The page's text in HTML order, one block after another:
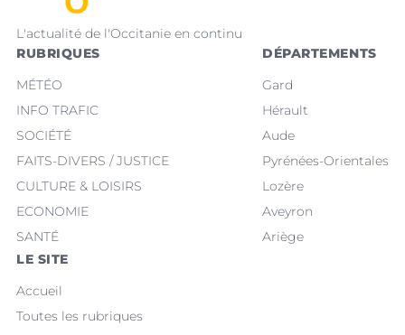
L'actualité de l'Occitanie en continu
RUBRIQUES
MÉTÉO
INFO TRAFIC
SOCIÉTÉ
FAITS-DIVERS / JUSTICE
CULTURE & LOISIRS
ECONOMIE
SANTÉ
DÉPARTEMENTS
Gard
Hérault
Aude
Pyrénées-Orientales
Lozère
Aveyron
Ariège
LE SITE
Accueil
Toutes les rubriques